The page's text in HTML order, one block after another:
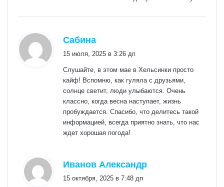
Сабина
15 июля, 2025 в 3:26 дп
Слушайте, в этом мае в Хельсинки просто
кайф! Вспомню, как гуляла с друзьями,
солнце светит, люди улыбаются. Очень
классно, когда весна наступает, жизнь
пробуждается. Спасибо, что делитесь такой
информацией, всегда приятно знать, что нас
ждет хорошая погода!
Иванов Александр
15 октября, 2025 в 7:48 дп